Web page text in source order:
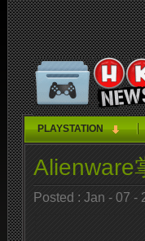
PLAYSTATION
Alienware
Posted : Jan - 07 -